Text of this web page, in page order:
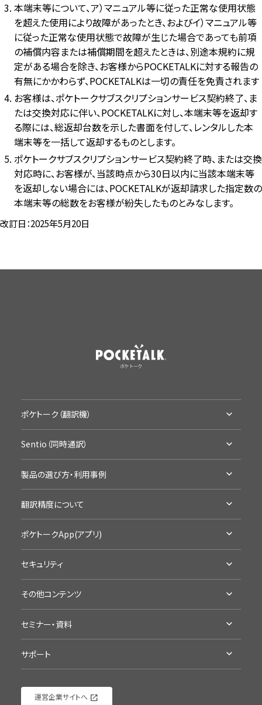
本端末等について、ア）マニュアル等に従った正常な使用状態
を超えた使用により故障があったとき、およびイ）マニュアル等
に従った正常な使用状態で故障が生じた場合であっても前項
の補償内容または補償期間を超えたときは、別途本規約に規
定がある場合を除き、お客様からPOCKETALKに対する報告の
有無にかかわらず、POCKETALKは一切の責任を免責されます
お客様は、ポケトークサブスクリプションサービス契約終了、ま
たは交換対応に伴い、POCKETALKに対し、本端末等を返却す
る際には、総返却台数を示した書面を付して、レンタルした本
端末等を一括して返却するものとします。
ポケトークサブスクリプションサービス契約終了時、または交換
対応時に、お客様が、当該時点から30日以内に当該本端末等
を返却しない場合には、POCKETALKが返却請求した指定数の
本端末等の総数をお客様が紛失したものとみなします。
改訂日：2025年5月20日
ポケトーク（翻訳機）
アクセサリ・保証
通信SIMの延長
お試し・レンタル
Sentio（同時通訳）
導入事例
カンファレンスに
学校の授業に
製品の選び方・利用事例
学校の事例
翻訳精度について
ポケトークApp(アプリ)
Google Playへ
アプリ評価を見る
セキュリティ
その他コンテンツ
ポケトーク徹底検証
ポケトーク流の語学学習 ポケトークチャレンジ
セミナー・資料
サポート
運営企業サイトへ